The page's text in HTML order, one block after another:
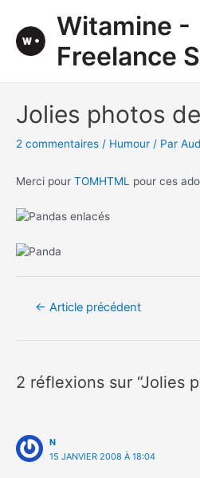
contenu
Witamine -
Freelance
Jolies photos
2 commentaires / Humour / Par
Merci pour TOMHTML pour ces
Navigation
← Article précédent
2 réflexions sur “Jolies
N
15 JANVIER 2008 À 18:04